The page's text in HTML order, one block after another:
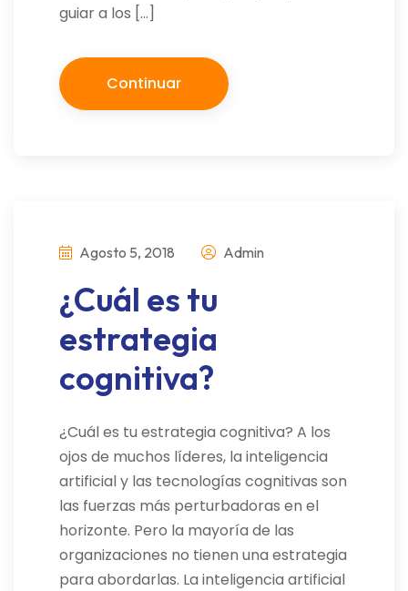
guiar a los […]
Continuar
Agosto 5, 2018 Admin
¿Cuál es tu
estrategia
cognitiva?
¿Cuál es tu estrategia cognitiva? A los
ojos de muchos líderes, la inteligencia
artificial y las tecnologías cognitivas son
las fuerzas más perturbadoras en el
horizonte. Pero la mayoría de las
organizaciones no tienen una estrategia
para abordarlas. La inteligencia artificial